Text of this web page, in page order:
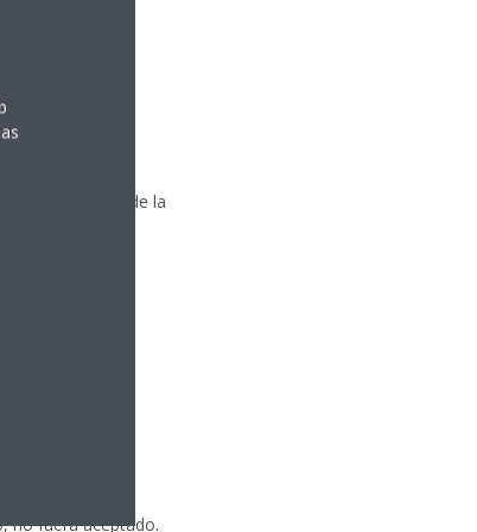
en el momento de la
no fuera aceptado.